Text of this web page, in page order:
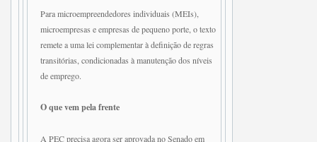
Para microempreendedores individuais (MEIs),
microempresas e empresas de pequeno porte, o texto
remete a uma lei complementar à definição de regras
transitórias, condicionadas à manutenção dos níveis
de emprego.
O que vem pela frente
A PEC precisa agora ser aprovada no Senado em